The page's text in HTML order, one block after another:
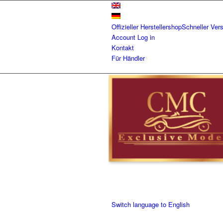
Offizieller HerstellershopSchneller
Account Log in
Kontakt
Für Händler
Switch language to English